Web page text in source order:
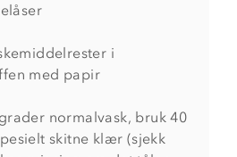
i
med papir
normalvask, bruk 40
skitne klær (sjekk